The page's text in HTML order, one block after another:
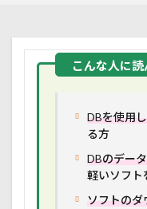
DBを使用
る方
DBのデー
軽いソフト
ソフトのダ